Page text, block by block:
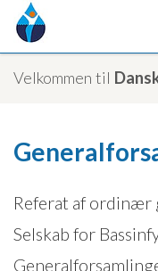
Velkommen til
Referat af ordinær
Selskab for